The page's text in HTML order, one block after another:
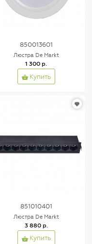
850013601
Люстра De Markt
1 300 р.
Купить
851010401
Люстра De Markt
3 880 р.
Купить